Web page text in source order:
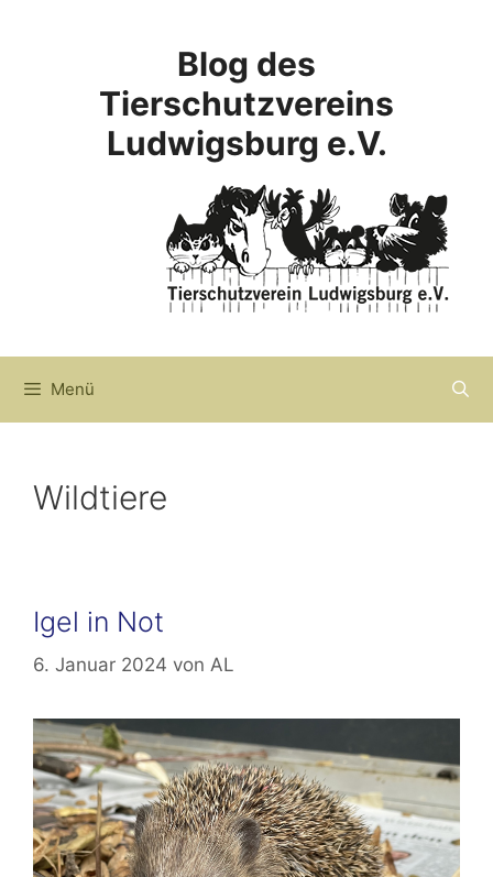
Blog des
Tierschutzvereins
Ludwigsburg e.V.
Menü
Wildtiere
Igel in Not
6. Januar 2024 von AL